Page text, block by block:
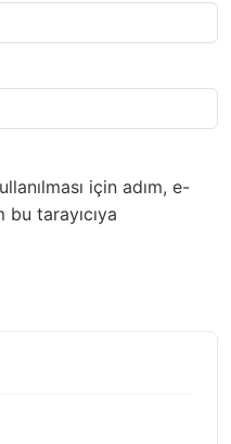
için adım, e-
tarayıcıya